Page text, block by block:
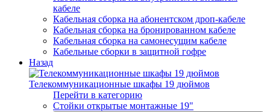
кабеле
Кабельная сборка на абонентском дроп-кабеле
Кабельная сборка на бронированном кабеле
Кабельная сборка на самонесущим кабеле
Кабельные сборки в защитной гофре
Назад
Телекоммуникационные шкафы 19 дюймов
Перейти в категорию
Стойки открытые монтажные 19"